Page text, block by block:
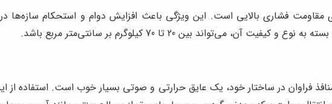
فشاری بالایی است. این ویژگی باعث افزایش دوام و استحکام سازه‌ها در
بین 20 تا 70 کیلوگرم بر سانتی‌متر مربع باشد.
فراوان در ساختار خود، یک عایق حرارتی و صوتی بسیار خوب است. استفاده